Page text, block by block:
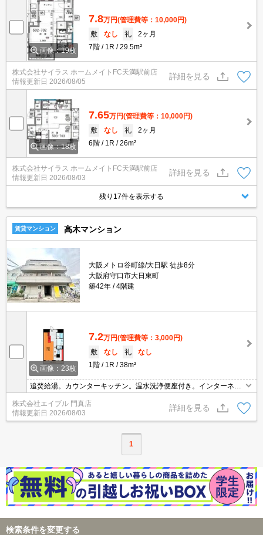
画像：19枚
7.8万円(管理費等：10,000円)
敷
なし 礼
2ヶ月
7階
1R 29.5m²
株式会社サイラス ホームメイトFC天満駅前店
情報更新日 2026/08/05
詳細を見る
画像：18枚
7.65万円(管理費等：10,000円)
敷
なし 礼
2ヶ月
6階
1R 26m²
株式会社サイラス ホームメイトFC天満駅前店
情報更新日 2026/08/03
詳細を見る
残り17件を表示する
賃貸マンション 高木マンション
大阪メトロ谷町線/大日駅 徒歩8分
大阪府守口市大日東町
築42年
4階建
画像：23枚
7.2万円(管理費等：3,000円)
敷
なし 礼
なし
1階
1R 38m²
追焚給湯。カウンターキッチン。温水洗浄便座付き。インターネッ
ト接続無料。南向き。
株式会社エイブル 門真店
情報更新日 2026/08/03
詳細を見る
1
検索条件を変更する